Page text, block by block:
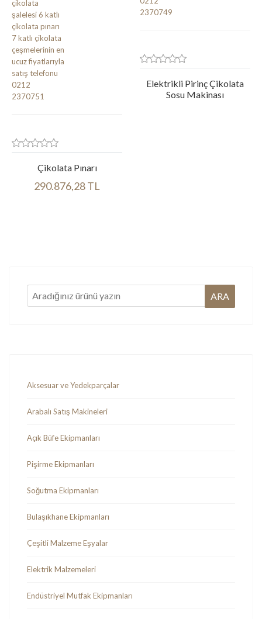
Çikolata Pınarı
290.876,28 TL
Elektrikli Pirinç Çikolata
Sosu Makinası
Aksesuar ve Yedekparçalar
Arabalı Satış Makineleri
Açık Büfe Ekipmanları
Pişirme Ekipmanları
Soğutma Ekipmanları
Bulaşıkhane Ekipmanları
Çeşitli Malzeme Eşyalar
Elektrik Malzemeleri
Endüstriyel Mutfak Ekipmanları